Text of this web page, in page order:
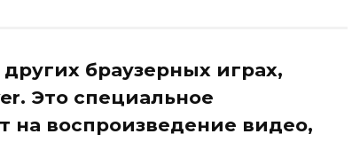
браузерных играх,
Это специальное
на воспроизведение видео,